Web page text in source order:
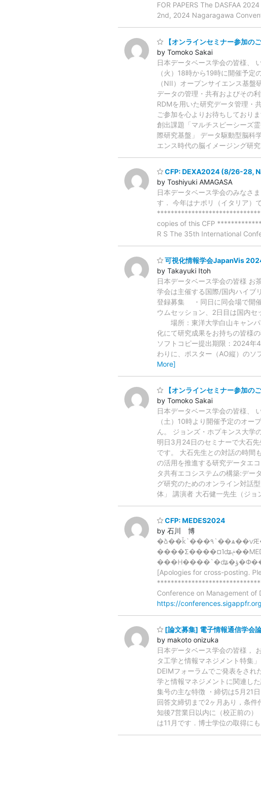
FOR PAPERS The DASFAA
2nd, 2024 Nagaragawa
【オンラインセミナー参加の
by Tomoko Sakai
日本データベース学会の皆様、
（火）18時から19時に開催予
（NII）オープンサイエンス基
データの管理・共有およびその
RDMを用いた研究データ管理・
ご参加を心よりお待ちしており
創出課題「マルチスピーシーズ
際研究基盤」 データ駆動型脳科
エンス時代の脳イメージング研
CFP: DEXA2024 (8/26-28,
by Toshiyuki AMAGASA
日本データベース学会のみなさ
す． 今年はナポリ（イタリア）
copies of this CFP
R S The 35th International
可視化情報学会JapanVis
by Takayuki Itoh
日本データベース学会の皆様 お
学会は主催する国際/国内ハイ
登録募集 ・同日に同会場で開
ウムセッション、2日目は国内
場所：東洋大学白山キャ
化にて研究成果をお持ちの皆
ソフトコピー提出期限：2024年
わりに、ポスター（AO縦）のソ
More]
【オンラインセミナー参加の
by Tomoko Sakai
日本データベース学会の皆様、
（土）10時より開催予定のオ
ん。 ジョンズ・ホプキンス大学
明日3月24日のセミナーで大石
です。 大石先生との対話の時間
の活用を推進する研究データエ
タ共有エコシステムの構築:デー
グ研究のためのオンライン対話
体」 講演者 大石健一先生（ジョ
CFP: MEDES2024
by 石川 博
�ձ��ǩ`���٩`��ѧ��νԘ��� �|��������ѧ��ʯ���Ǥ���
����Σ����¤˥ʥݥ��MEDES2024���_�ߤ���ޤ���
���H����`�ʥ�ؤ�Փ�����]�⤴�����ޤ��� �դ�ä�Փ�ĤΤ�Ͷ�����������ޤ���
[Apologies for cross-posting.
Conference on Management of
https://
[論文募集] 電子情報通信学会
by makoto onizuka
日本データベース学会の皆様，
タ工学と情報マネジメント特集
DEIMフォーラムでご発表をされ
学と情報マネジメントに関連し
集号の主な特徴 ・締切は5月21
回答文締切まで2ヶ月あり，条
知後7営業日以内に（校正前の
は11月です．博士学位の取得に